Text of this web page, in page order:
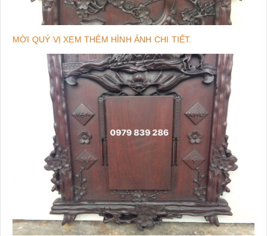
MỜI QUÝ VỊ XEM THÊM HÌNH ẢNH CHI TIẾT.